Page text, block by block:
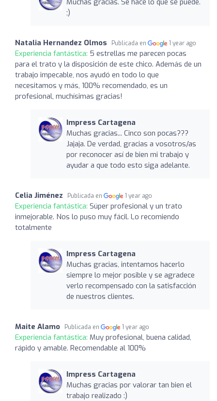
;)
Natalia Hernandez Olmos Publicada en 1 year ago
Experiencia fantástica: 5 estrellas me parecen pocas
para el trato y la disposición de este chico. Además de un
trabajo impecable, nos ayudó en todo lo que
necesitamos y más, 100% recomendado, es un
profesional, muchísimas gracias!
Impress Cartagena
Muchas gracias... Cinco son pocas???
Jajaja. De verdad, gracias a vosotros/as
por reconocer así de bien mi trabajo y
ayudar a que todo esto siga adelante.
Celia Jiménez Publicada en 1 year ago
Experiencia fantástica: Súper profesional y un trato
inmejorable. Nos lo puso muy fácil. Lo recomiendo
totalmente
Impress Cartagena
Muchas gracias, intentamos hacerlo
siempre lo mejor posible y se agradece
verlo recompensado con la satisfacción
de nuestros clientes.
Maite Alamo Publicada en 1 year ago
Experiencia fantástica: Muy profesional, buena calidad,
rápido y amable. Recomendable al 100%
Impress Cartagena
Muchas gracias por valorar tan bien el
trabajo realizado :)